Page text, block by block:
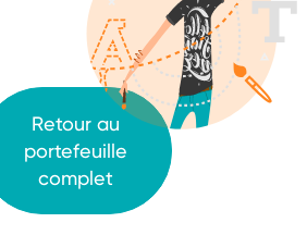
Retour au
portefeuille
complet